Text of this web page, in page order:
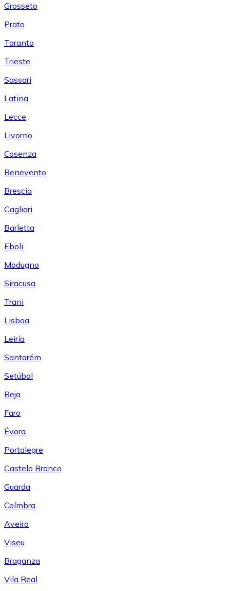
Grosseto
Prato
Taranto
Trieste
Sassari
Latina
Lecce
Livorno
Cosenza
Benevento
Brescia
Cagliari
Barletta
Eboli
Modugno
Siracusa
Trani
Lisboa
Leiría
Santarém
Setúbal
Beja
Faro
Évora
Portalegre
Castelo Branco
Guarda
Coímbra
Aveiro
Viseu
Braganza
Vila Real